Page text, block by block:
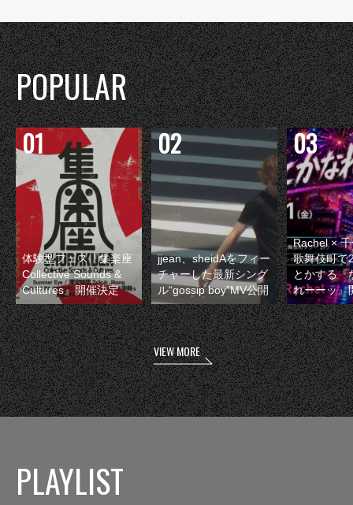
POPULAR
体験型フェス『集楽座
Collective Sounds &
Cultures』開催決定
jjean、sheidAをフィー
チャーした最新シング
ル“gossip boy”MV公開
Rachel ×
歌舞伎町で
とかする『
れーーッ』
VIEW MORE
PLAYLIST